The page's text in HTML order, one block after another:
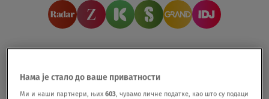
MIRA STUPICA
Нама је стало до ваше приватности
Ми и наши партнери, њих603, чувамо личне податке, као што су подаци